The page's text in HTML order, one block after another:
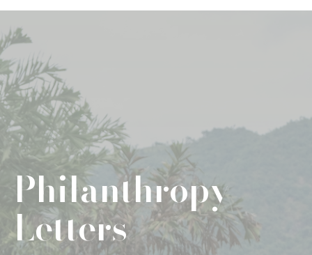
Philanthropy
Letters